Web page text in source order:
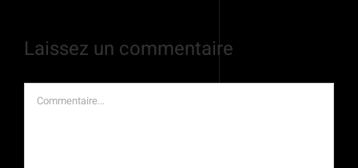
Laissez un commentaire
Commentaire